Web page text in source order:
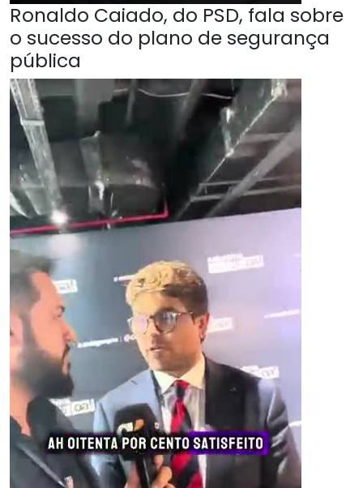
Ronaldo Caiado, do PSD, fala sobre
o sucesso do plano de segurança
pública